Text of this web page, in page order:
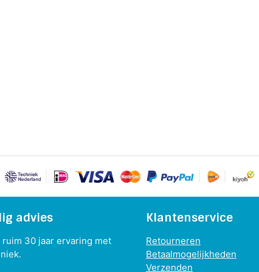
advies
30 jaar ervaring met
Klantenservice
Retourneren
Betaalmogelijkheden
Verzenden